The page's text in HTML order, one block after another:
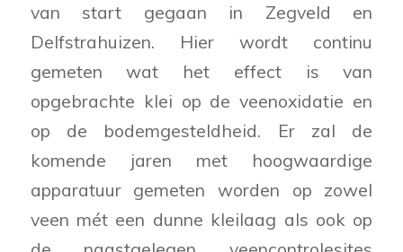
van start gegaan in Zegveld en
Delfstrahuizen. Hier wordt continu
gemeten wat het effect is van
opgebrachte klei op de veenoxidatie en
op de bodemgesteldheid. Er zal de
komende jaren met hoogwaardige
apparatuur gemeten worden op zowel
veen mét een dunne kleilaag als ook op